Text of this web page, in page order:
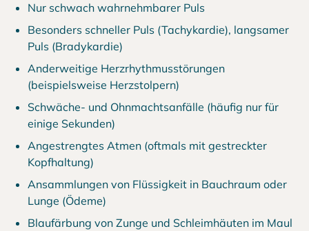
Nur schwach wahrnehmbarer Puls
Besonders schneller Puls (Tachykardie), langsamer
Puls (Bradykardie)
Anderweitige Herzrhythmusstörungen
(beispielsweise Herzstolpern)
Schwäche- und Ohnmachtsanfälle (häufig nur für
einige Sekunden)
Angestrengtes Atmen (oftmals mit gestreckter
Kopfhaltung)
Ansammlungen von Flüssigkeit in Bauchraum oder
Lunge (Ödeme)
Blaufärbung von Zunge und Schleimhäuten im Maul